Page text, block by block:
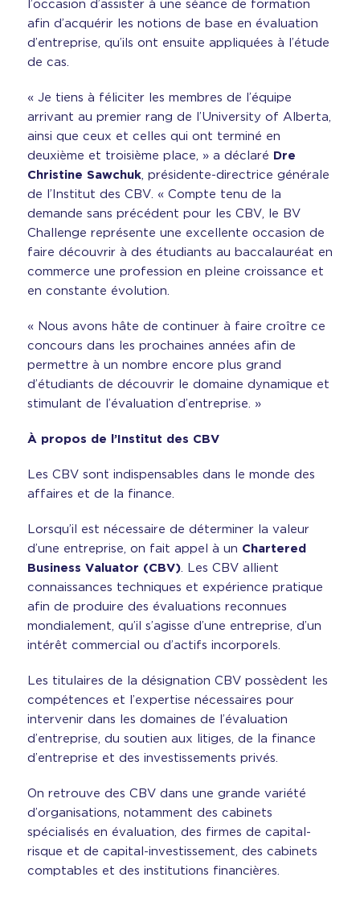
l’occasion d’assister à une séance de formation
afin d’acquérir les notions de base en évaluation
d’entreprise, qu’ils ont ensuite appliquées à l’étude
de cas.
« Je tiens à féliciter les membres de l’équipe
arrivant au premier rang de l’University of Alberta,
ainsi que ceux et celles qui ont terminé en
deuxième et troisième place, » a déclaré Dre
Christine Sawchuk, présidente-directrice générale
de l’Institut des CBV. « Compte tenu de la
demande sans précédent pour les CBV, le BV
Challenge représente une excellente occasion de
faire découvrir à des étudiants au baccalauréat en
commerce une profession en pleine croissance et
en constante évolution.
« Nous avons hâte de continuer à faire croître ce
concours dans les prochaines années afin de
permettre à un nombre encore plus grand
d’étudiants de découvrir le domaine dynamique et
stimulant de l’évaluation d’entreprise. »
À propos de l’Institut des CBV
Les CBV sont indispensables dans le monde des
affaires et de la finance.
Lorsqu’il est nécessaire de déterminer la valeur
d’une entreprise, on fait appel à un Chartered
Business Valuator (CBV). Les CBV allient
connaissances techniques et expérience pratique
afin de produire des évaluations reconnues
mondialement, qu’il s’agisse d’une entreprise, d’un
intérêt commercial ou d’actifs incorporels.
Les titulaires de la désignation CBV possèdent les
compétences et l’expertise nécessaires pour
intervenir dans les domaines de l’évaluation
d’entreprise, du soutien aux litiges, de la finance
d’entreprise et des investissements privés.
On retrouve des CBV dans une grande variété
d’organisations, notamment des cabinets
spécialisés en évaluation, des firmes de capital-
risque et de capital-investissement, des cabinets
comptables et des institutions financières.